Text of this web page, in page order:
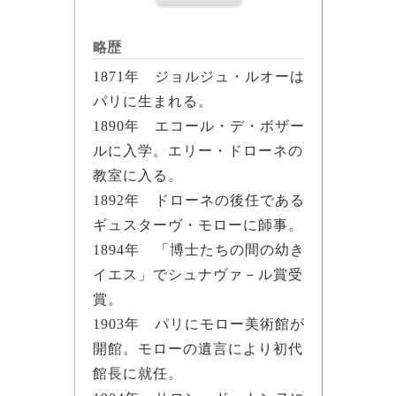
略歴
1871年 ジョルジュ・ルオーは
パリに生まれる。
1890年 エコール・デ・ボザー
ルに入学。エリー・ドローネの
教室に入る。
1892年 ドローネの後任である
ギュスターヴ・モローに師事。
1894年 「博士たちの間の幼き
イエス」でシュナヴァ－ル賞受
賞。
1903年 パリにモロー美術館が
開館。モローの遺言により初代
館長に就任。